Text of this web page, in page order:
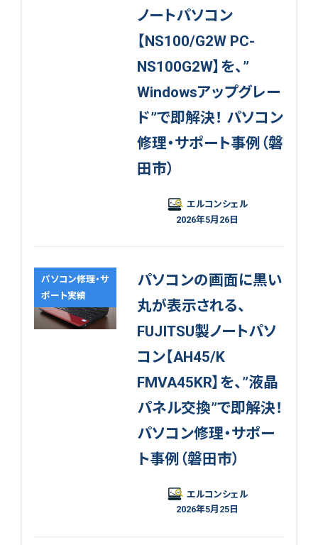
ノートパソコン
【NS100/G2W PC-
NS100G2W】を、”
Windowsアップグレー
ド”で即解決！ パソコン
修理・サポート事例（磐
田市）
エルコンシェル
2026年5月26日
パソコン修理・サ
ポート実績
パソコンの画面に黒い
丸が表示される、
FUJITSU製ノートパソ
コン【AH45/K
FMVA45KR】を、”液晶
パネル交換”で即解決！
パソコン修理・サポー
ト事例（磐田市）
エルコンシェル
2026年5月25日